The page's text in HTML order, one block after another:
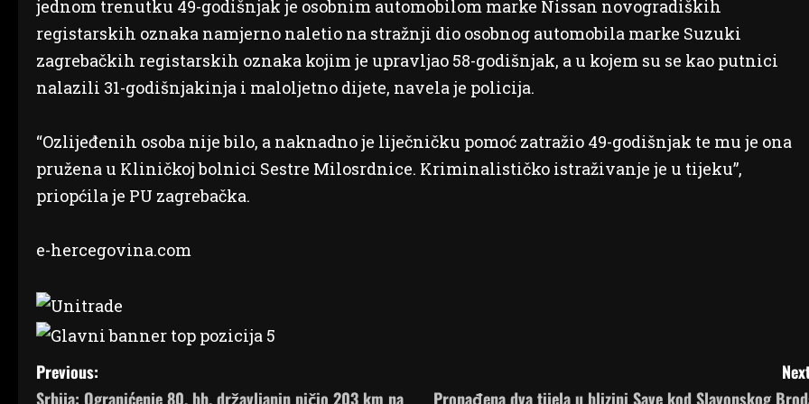
jednom trenutku 49-godišnjak je osobnim automobilom marke Nissan novogradiških
registarskih oznaka namjerno naletio na stražnji dio osobnog automobila marke Suzuki
zagrebačkih registarskih oznaka kojim je upravljao 58-godišnjak, a u kojem su se kao putnici
nalazili 31-godišnjakinja i maloljetno dijete, navela je policija.
“Ozlijeđenih osoba nije bilo, a naknadno je liječničku pomoć zatražio 49-godišnjak te mu je ona
pružena u Kliničkoj bolnici Sestre Milosrdnice. Kriminalističko istraživanje je u tijeku”,
priopćila je PU zagrebačka.
e-hercegovina.com
P
Previous:
Srbija: Ogranićenje 80, bh. državljanin pičio 203 km na
Pronađena dva tijela u blizini Save kod Slavonskog